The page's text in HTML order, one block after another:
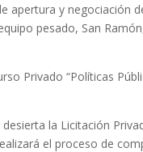
apertura y negociación
pesado, San
Privado “Políticas
la Licitación
el proceso de